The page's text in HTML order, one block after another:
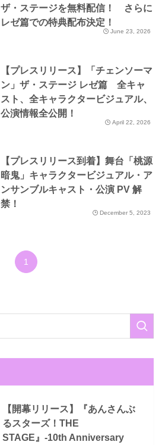
ザ・ステージを無料配信！ さらに
レゼ篇での特典配布決定！
June 23, 2026
【プレスリリース】「チェンソーマ
ン」ザ・ステージ レゼ篇 全キャ
スト、全キャラクタービジュアル、
公演情報全公開！
April 22, 2026
【プレスリリース到着】舞台「桃源
暗鬼」キャラクタービジュアル・ア
ンサンブルキャスト・公演 PV 解
禁！
December 5, 2023
1
【開幕リリース】『あんさんぶ
るスターズ！THE
STAGE』-10th Anniversary